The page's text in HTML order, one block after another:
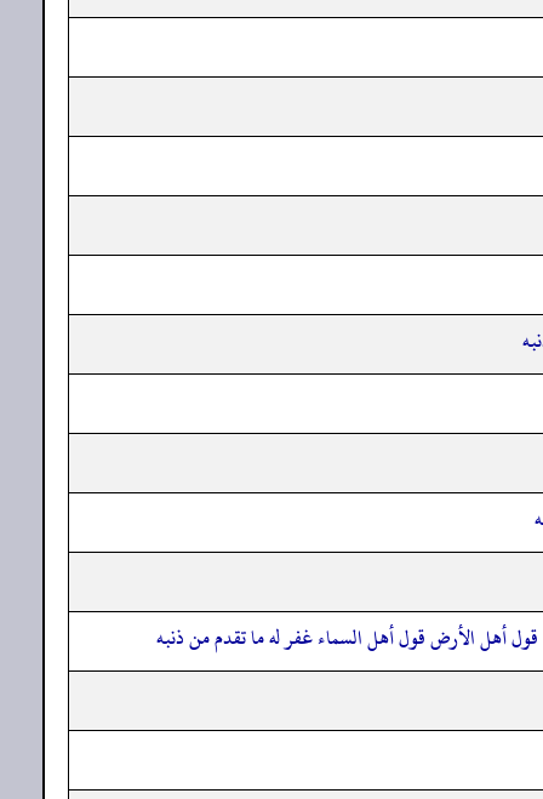
قول أهل الأرض قول أهل السماء غفر له ما تقدم من ذنبه